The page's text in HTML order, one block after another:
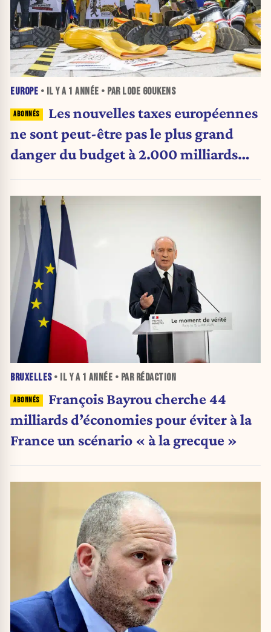
EUROPE • IL Y A 1 ANNÉE • PAR LODE GOUKENS
Les nouvelles taxes européennes
ne sont peut-être pas le plus grand
danger du budget à 2.000 milliards
BRUXELLES• IL Y A 1 ANNÉE • PAR RÉDACTION
François Bayrou cherche 44
milliards d’économies pour éviter à la
France un scénario « à la grecque »